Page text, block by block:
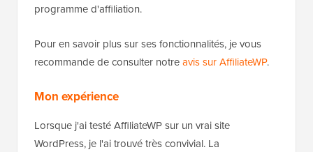
programme d'affiliation.
Pour en savoir plus sur ses fonctionnalités, je vous
recommande de consulter notreavis sur AffiliateWP.
Mon expérience
Lorsque j'ai testé AffiliateWP sur un vrai site
WordPress, je l'ai trouvé très convivial. La